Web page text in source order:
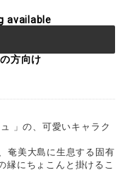
available
方向け
」の、可愛いキャラク
奄美大島に生息する固有
縁にちょこんと掛けるこ